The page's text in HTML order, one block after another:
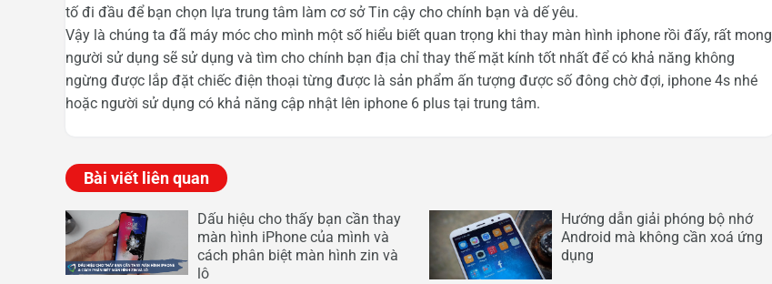
tố đi đầu để bạn chọn lựa trung tâm làm cơ sở Tin cậy cho chính bạn và dế yêu.
Vậy là chúng ta đã máy móc cho mình một số hiểu biết quan trọng khi thay màn hình iphone rồi đấy, rất mong
người sử dụng sẽ sử dụng và tìm cho chính bạn địa chỉ thay thế mặt kính tốt nhất để có khả năng không
ngừng được lắp đặt chiếc điện thoại từng được là sản phẩm ấn tượng được số đông chờ đợi, iphone 4s nhé
hoặc người sử dụng có khả năng cập nhật lên iphone 6 plus tại trung tâm.
Bài viết liên quan
Dấu hiệu cho thấy bạn cần thay
màn hình iPhone của mình và
cách phân biệt màn hình zin và
lô
Hướng dẫn giải phóng bộ nhớ
Android mà không cần xoá ứng
dụng